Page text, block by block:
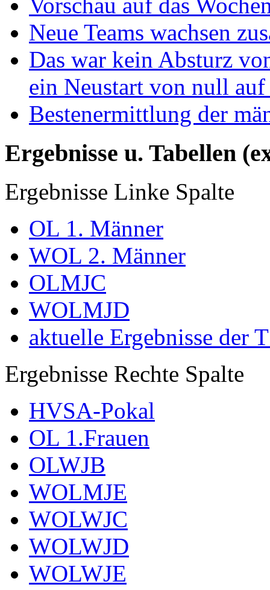
Neue Teams wachsen
Das war kein Absturz
ein Neustart von null auf
Bestenermittlung der
Ergebnisse u. Tabellen
Ergebnisse Linke Spalte
OL 1. Männer
WOL 2. Männer
OLMJC
WOLMJD
aktuelle Ergebnisse der
Ergebnisse Rechte Spalte
HVSA-Pokal
OL 1.Frauen
OLWJB
WOLMJE
WOLWJC
WOLWJD
WOLWJE